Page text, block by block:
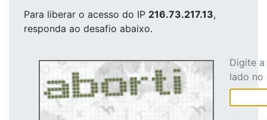
Para liberar o acesso do IP 216.73.217.13,
responda ao desafio abaixo.
Digite
lado no